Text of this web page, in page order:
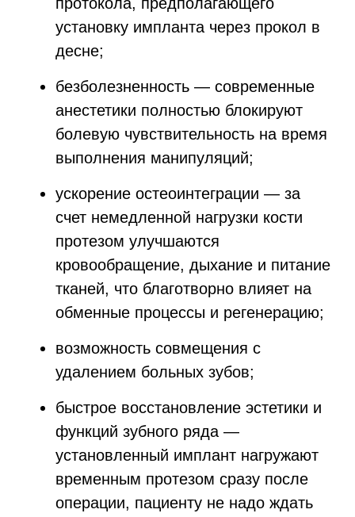
установку импланта через прокол в
десне;
безболезненность — современные
анестетики полностью блокируют
болевую чувствительность на время
выполнения манипуляций;
ускорение остеоинтеграции — за
счет немедленной нагрузки кости
протезом улучшаются
кровообращение, дыхание и питание
тканей, что благотворно влияет на
обменные процессы и регенерацию;
возможность совмещения с
удалением больных зубов;
быстрое восстановление эстетики и
функций зубного ряда —
установленный имплант нагружают
временным протезом сразу после
операции, пациенту не надо ждать